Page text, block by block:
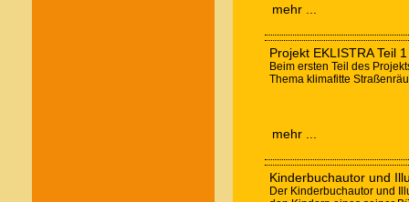
mehr ...
Projekt EKLISTRA Teil
Beim ersten Teil des
Thema klimafitte
mehr ...
Kinderbuchautor und
Der Kinderbuchautor und